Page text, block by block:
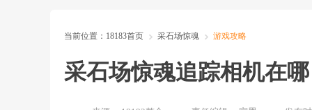
当前位置： 18183首页 采石场惊魂 游戏攻略
采石场惊魂追踪相机在